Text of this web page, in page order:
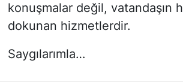
konuşmalar değil, vatandaşın
dokunan hizmetlerdir.
Saygılarımla…